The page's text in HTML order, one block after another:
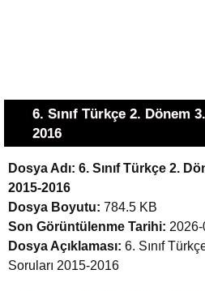
6. Sınıf Türkçe 2. Dönem
2016
Dosya Adı: 6. Sınıf Türkçe 2.
2015-2016
Dosya Boyutu: 784.5 KB
Son Görüntülenme Tarihi:
Dosya Açıklaması: 6. Sınıf
Soruları 2015-2016